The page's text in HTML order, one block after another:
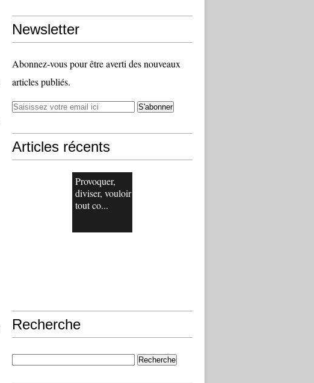
Newsletter
Abonnez-vous pour être averti des nouveaux
articles publiés.
Articles récents
Provoquer,
diviser, vouloir
tout co...
Recherche